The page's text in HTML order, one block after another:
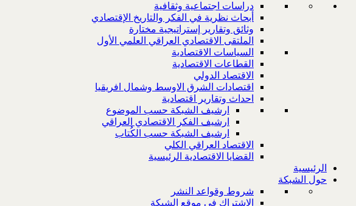
دراسات اجتماعية وثقافية
أبحاث نظرية في الفكر والتاريخ الإقتصادي
وثائق وتقارير إستراتيجية مختارة
الملتقى الاقتصادي العراقي العلمي الأول
السياسات الاقتصادية
القطاعات الاقتصادية
الاقتصاد الدولي
اقتصادات الشرق الاوسط وشمال افريقيا
احداث وتقارير اقتصادية
ارشيف الشبكة حسب الموضوع
ارشيف الفكر الاقتصادي العراقي
ارشيف الشبكة حسب الكُتاب
الاقتصاد العراقي الكلي
القضايا الاقتصادية الرئيسية
الرئيسية
حول الشبكة
شروط وقواعد النشر
الاشتراك في موقع الشبكة